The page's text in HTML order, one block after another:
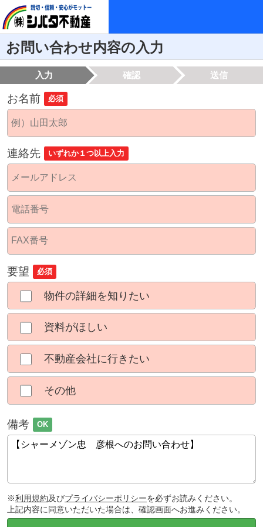
お問い合わせ内容の入力
入力 確認 送信
お名前 必須
連絡先 いずれか１つ以上入力
要望 必須
物件の詳細を知りたい
資料がほしい
不動産会社に行きたい
その他
備考 OK
※利用規約及びプライバシーポリシーを必ずお読みください。
上記内容に同意いただいた場合は、確認画面へお進みください。